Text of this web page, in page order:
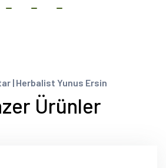
| Herbalist Yunus Ersin
Ürünler